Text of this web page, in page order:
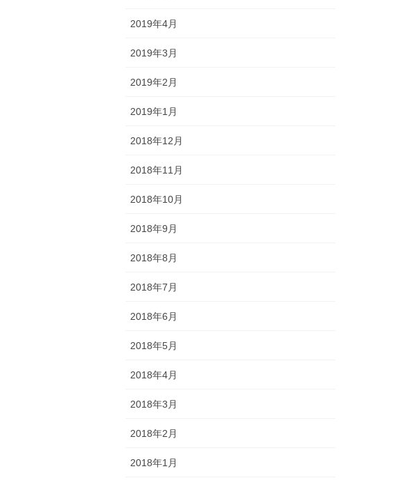
2019年4月
2019年3月
2019年2月
2019年1月
2018年12月
2018年11月
2018年10月
2018年9月
2018年8月
2018年7月
2018年6月
2018年5月
2018年4月
2018年3月
2018年2月
2018年1月